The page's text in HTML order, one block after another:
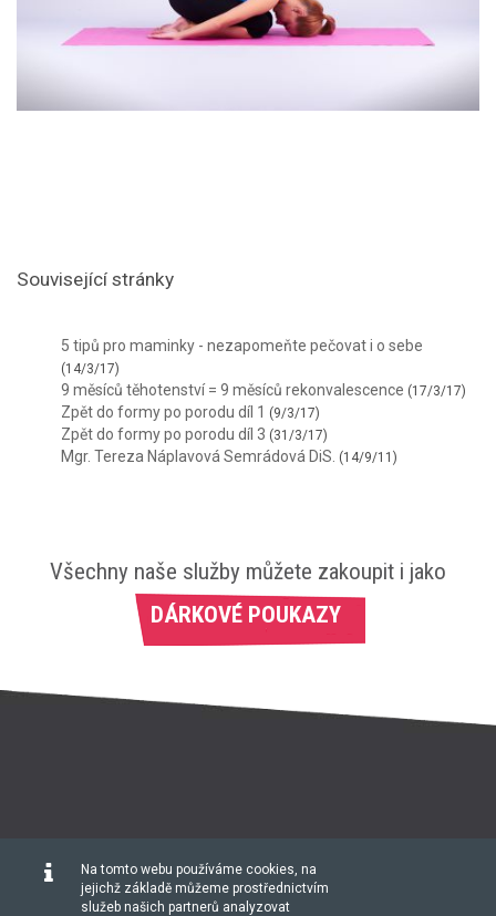
Související stránky
5 tipů pro maminky - nezapomeňte pečovat i o sebe
(14/3/17)
9 měsíců těhotenství = 9 měsíců rekonvalescence (17/3/17)
Zpět do formy po porodu díl 1 (9/3/17)
Zpět do formy po porodu díl 3 (31/3/17)
Mgr. Tereza Náplavová Semrádová DiS. (14/9/11)
Všechny naše služby můžete zakoupit i jako
DÁRKOVÉ POUKAZY
HOME O NÁS ROZVRH CVIČENÍ
Na tomto webu používáme cookies, na
jejichž základě můžeme prostřednictvím
služeb našich partnerů analyzovat